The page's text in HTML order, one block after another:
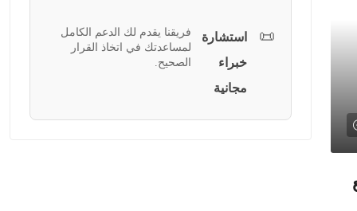
📜
استشارة
خبراء
مجانية
فريقنا يقدم لك الدعم الكامل
لمساعدتك في اتخاذ القرار
الصحيح.